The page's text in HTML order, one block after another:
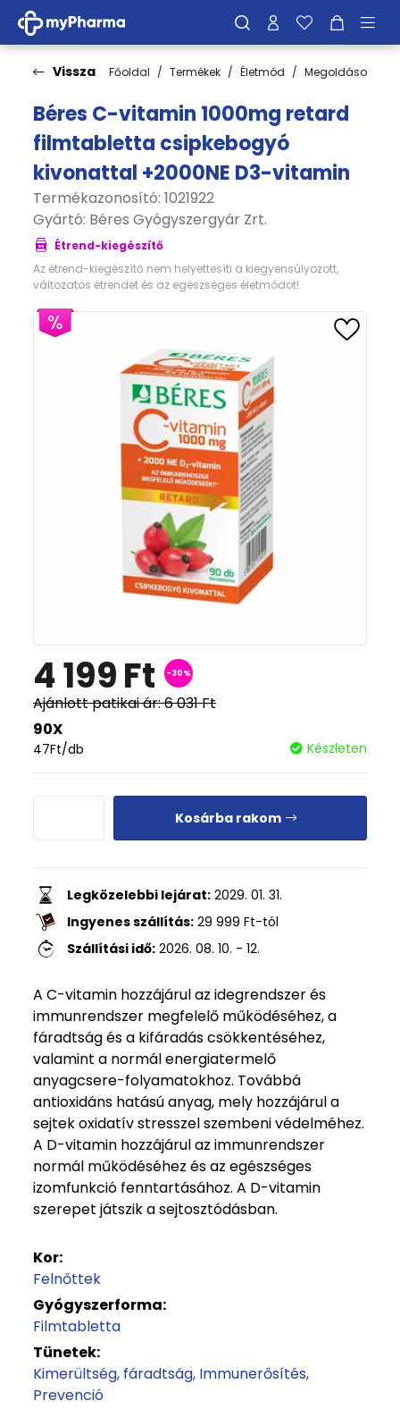
Vissza Főoldal Termékek Életmód Megoldások
Béres C-vitamin 1000mg retard
filmtabletta csipkebogyó
kivonattal +2000NE D3-vitamin
Termékazonosító: 1021922
Gyártó: Béres Gyógyszergyár Zrt.
Étrend-kiegészítő
Az étrend-kiegészítő nem helyettesíti a kiegyensúlyozott,
változatos étrendet és az egészséges életmódot!
4 199Ft -30%
Ajánlott patikai ár:6 031Ft
90X
47Ft/db Készleten
Kosárba rakom
Legközelebbi lejárat: 2029. 01. 31.
Ingyenes szállítás: 29 999 Ft-tól
Szállítási idő: 2026. 08. 10. - 12.
A C-vitamin hozzájárul az idegrendszer és
immunrendszer megfelelő működéséhez, a
fáradtság és a kifáradás csökkentéséhez,
valamint a normál energiatermelő
anyagcsere-folyamatokhoz. Továbbá
antioxidáns hatású anyag, mely hozzájárul a
sejtek oxidatív stresszel szembeni védelméhez.
A D-vitamin hozzájárul az immunrendszer
normál működéséhez és az egészséges
izomfunkció fenntartásához. A D-vitamin
szerepet játszik a sejtosztódásban.
Kor:
Felnőttek
Gyógyszerforma:
Filmtabletta
Tünetek:
Kimerültség, fáradtság Immunerősítés
Prevenció